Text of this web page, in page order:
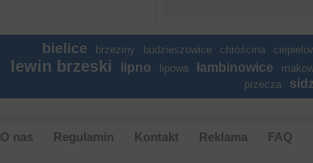
bielice brzeziny budzieszowice chróścina
lewin brzeski lipno lipowa łambinowice
przecza
O nas Regulamin Kontakt Reklama FAQ